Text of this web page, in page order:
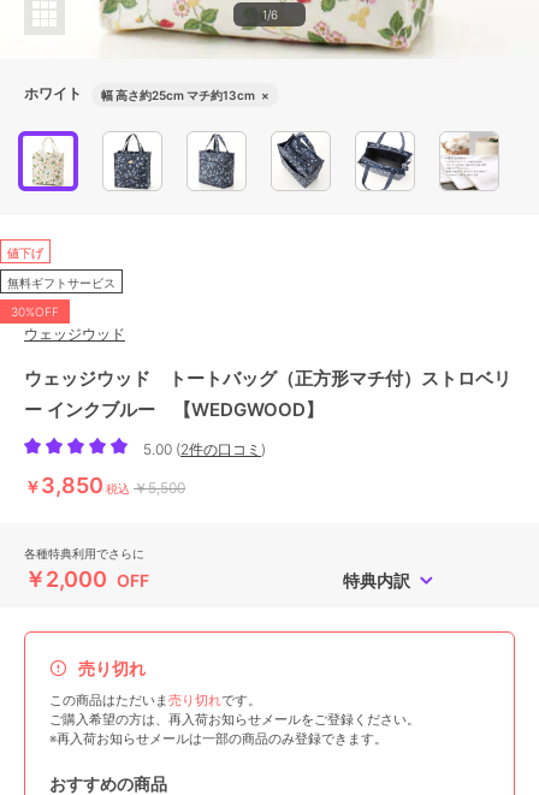
1/6
ホワイト 幅 高さ約25cm マチ約13cm ×
値下げ
無料ギフトサービス
30%OFF
ウェッジウッド
ウェッジウッド トートバッグ（正方形マチ付）ストロベリ
ー インクブルー 【WEDGWOOD】
5.00 (2件の口コミ )
￥3,850 税込 ￥5,500
各種特典利用でさらに
￥2,000 OFF 特典内訳
売り切れ
この商品はただいま売り切れです。
ご購入希望の方は、再入荷お知らせメールをご登録ください。
※再入荷お知らせメールは一部の商品のみ登録できます。
おすすめの商品